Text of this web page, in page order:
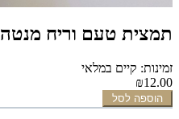
תמצית טעם וריח מנטה 50 מ"ל
זמינות: קיים במלאי
₪12.00
הוספה לסל